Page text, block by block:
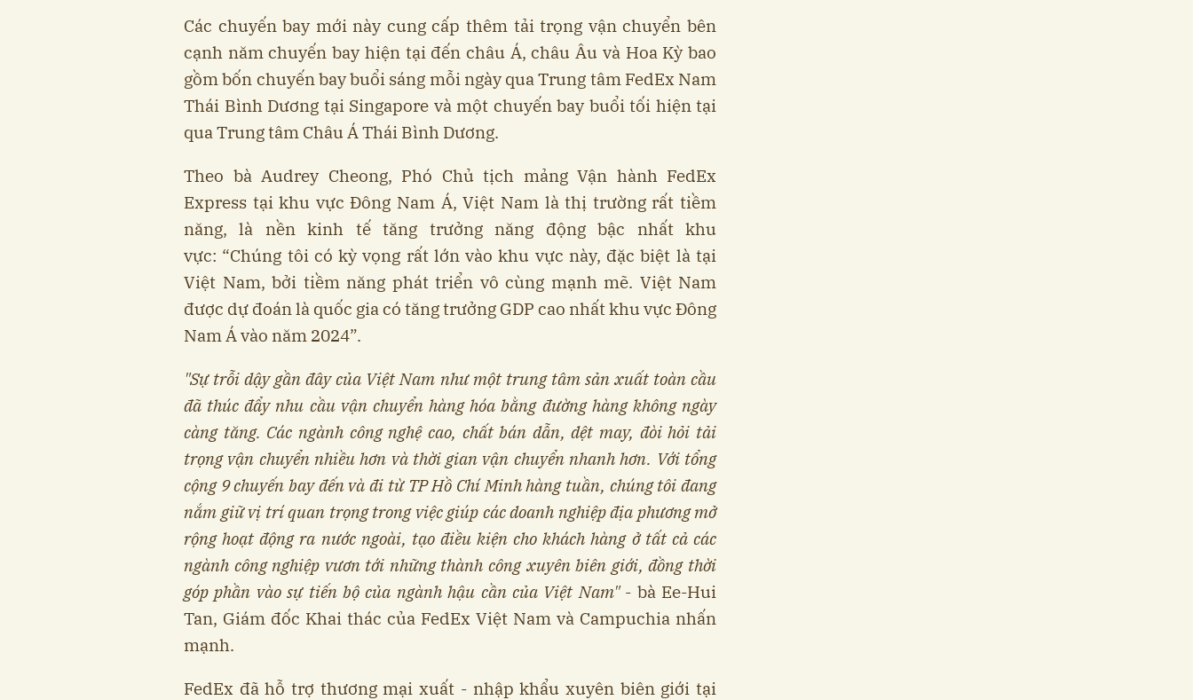
Các chuyến bay mới này cung cấp thêm tải trọng vận chuyển bên
cạnh năm chuyến bay hiện tại đến châu Á, châu Âu và Hoa Kỳ bao
gồm bốn chuyến bay buổi sáng mỗi ngày qua Trung tâm FedEx Nam
Thái Bình Dương tại Singapore và một chuyến bay buổi tối hiện tại
qua Trung tâm Châu Á Thái Bình Dương.
Theo bà Audrey Cheong, Phó Chủ tịch mảng Vận hành FedEx
Express tại khu vực Đông Nam Á, Việt Nam là thị trường rất tiềm
năng, là nền kinh tế tăng trưởng năng động bậc nhất khu
vực: “Chúng tôi có kỳ vọng rất lớn vào khu vực này, đặc biệt là tại
Việt Nam, bởi tiềm năng phát triển vô cùng mạnh mẽ. Việt Nam
được dự đoán là quốc gia có tăng trưởng GDP cao nhất khu vực Đông
Nam Á vào năm 2024”.
"Sự trỗi dậy gần đây của Việt Nam như một trung tâm sản xuất toàn cầu
đã thúc đẩy nhu cầu vận chuyển hàng hóa bằng đường hàng không ngày
càng tăng. Các ngành công nghệ cao, chất bán dẫn, dệt may, đòi hỏi tải
trọng vận chuyển nhiều hơn và thời gian vận chuyển nhanh hơn. Với tổng
cộng 9 chuyến bay đến và đi từ TP Hồ Chí Minh hàng tuần, chúng tôi đang
nắm giữ vị trí quan trọng trong việc giúp các doanh nghiệp địa phương mở
rộng hoạt động ra nước ngoài, tạo điều kiện cho khách hàng ở tất cả các
ngành công nghiệp vươn tới những thành công xuyên biên giới, đồng thời
góp phần vào sự tiến bộ của ngành hậu cần của Việt Nam"- bà Ee-Hui
Tan, Giám đốc Khai thác của FedEx Việt Nam và Campuchia nhấn
mạnh.
FedEx đã hỗ trợ thương mại xuất - nhập khẩu xuyên biên giới tại